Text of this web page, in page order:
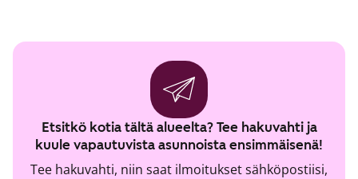
Etsitkö kotia tältä alueelta? Tee hakuvahti ja
kuule vapautuvista asunnoista ensimmäisenä!
Tee hakuvahti, niin saat ilmoitukset sähköpostiisi,